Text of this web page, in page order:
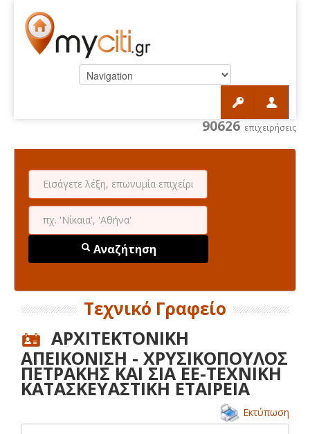
90626 επιχειρήσεις
Αναζήτηση
Τεχνικό Γραφείο
ΑΡΧΙΤΕΚΤΟΝΙΚΗ
ΑΠΕΙΚΟΝΙΣΗ - ΧΡΥΣΙΚΟΠΟΥΛΟΣ
ΠΕΤΡΑΚΗΣ ΚΑΙ ΣΙΑ ΕΕ-ΤΕΧΝΙΚΗ
ΚΑΤΑΣΚΕΥΑΣΤΙΚΗ ΕΤΑΙΡΕΙΑ
Εκτύπωση